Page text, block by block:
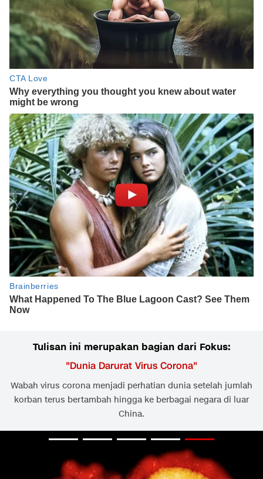
Tulisan ini merupakan bagian dari Fokus:
"Dunia Darurat Virus Corona"
Wabah virus corona menjadi perhatian dunia setelah jumlah
korban terus bertambah hingga ke berbagai negara di luar
China.